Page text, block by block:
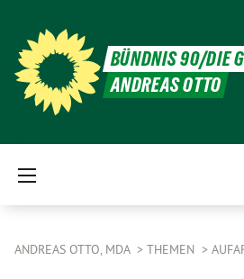
BÜNDNIS 90/DIE
ANDREAS OTTO
ANDREAS OTTO, MDA THEMEN